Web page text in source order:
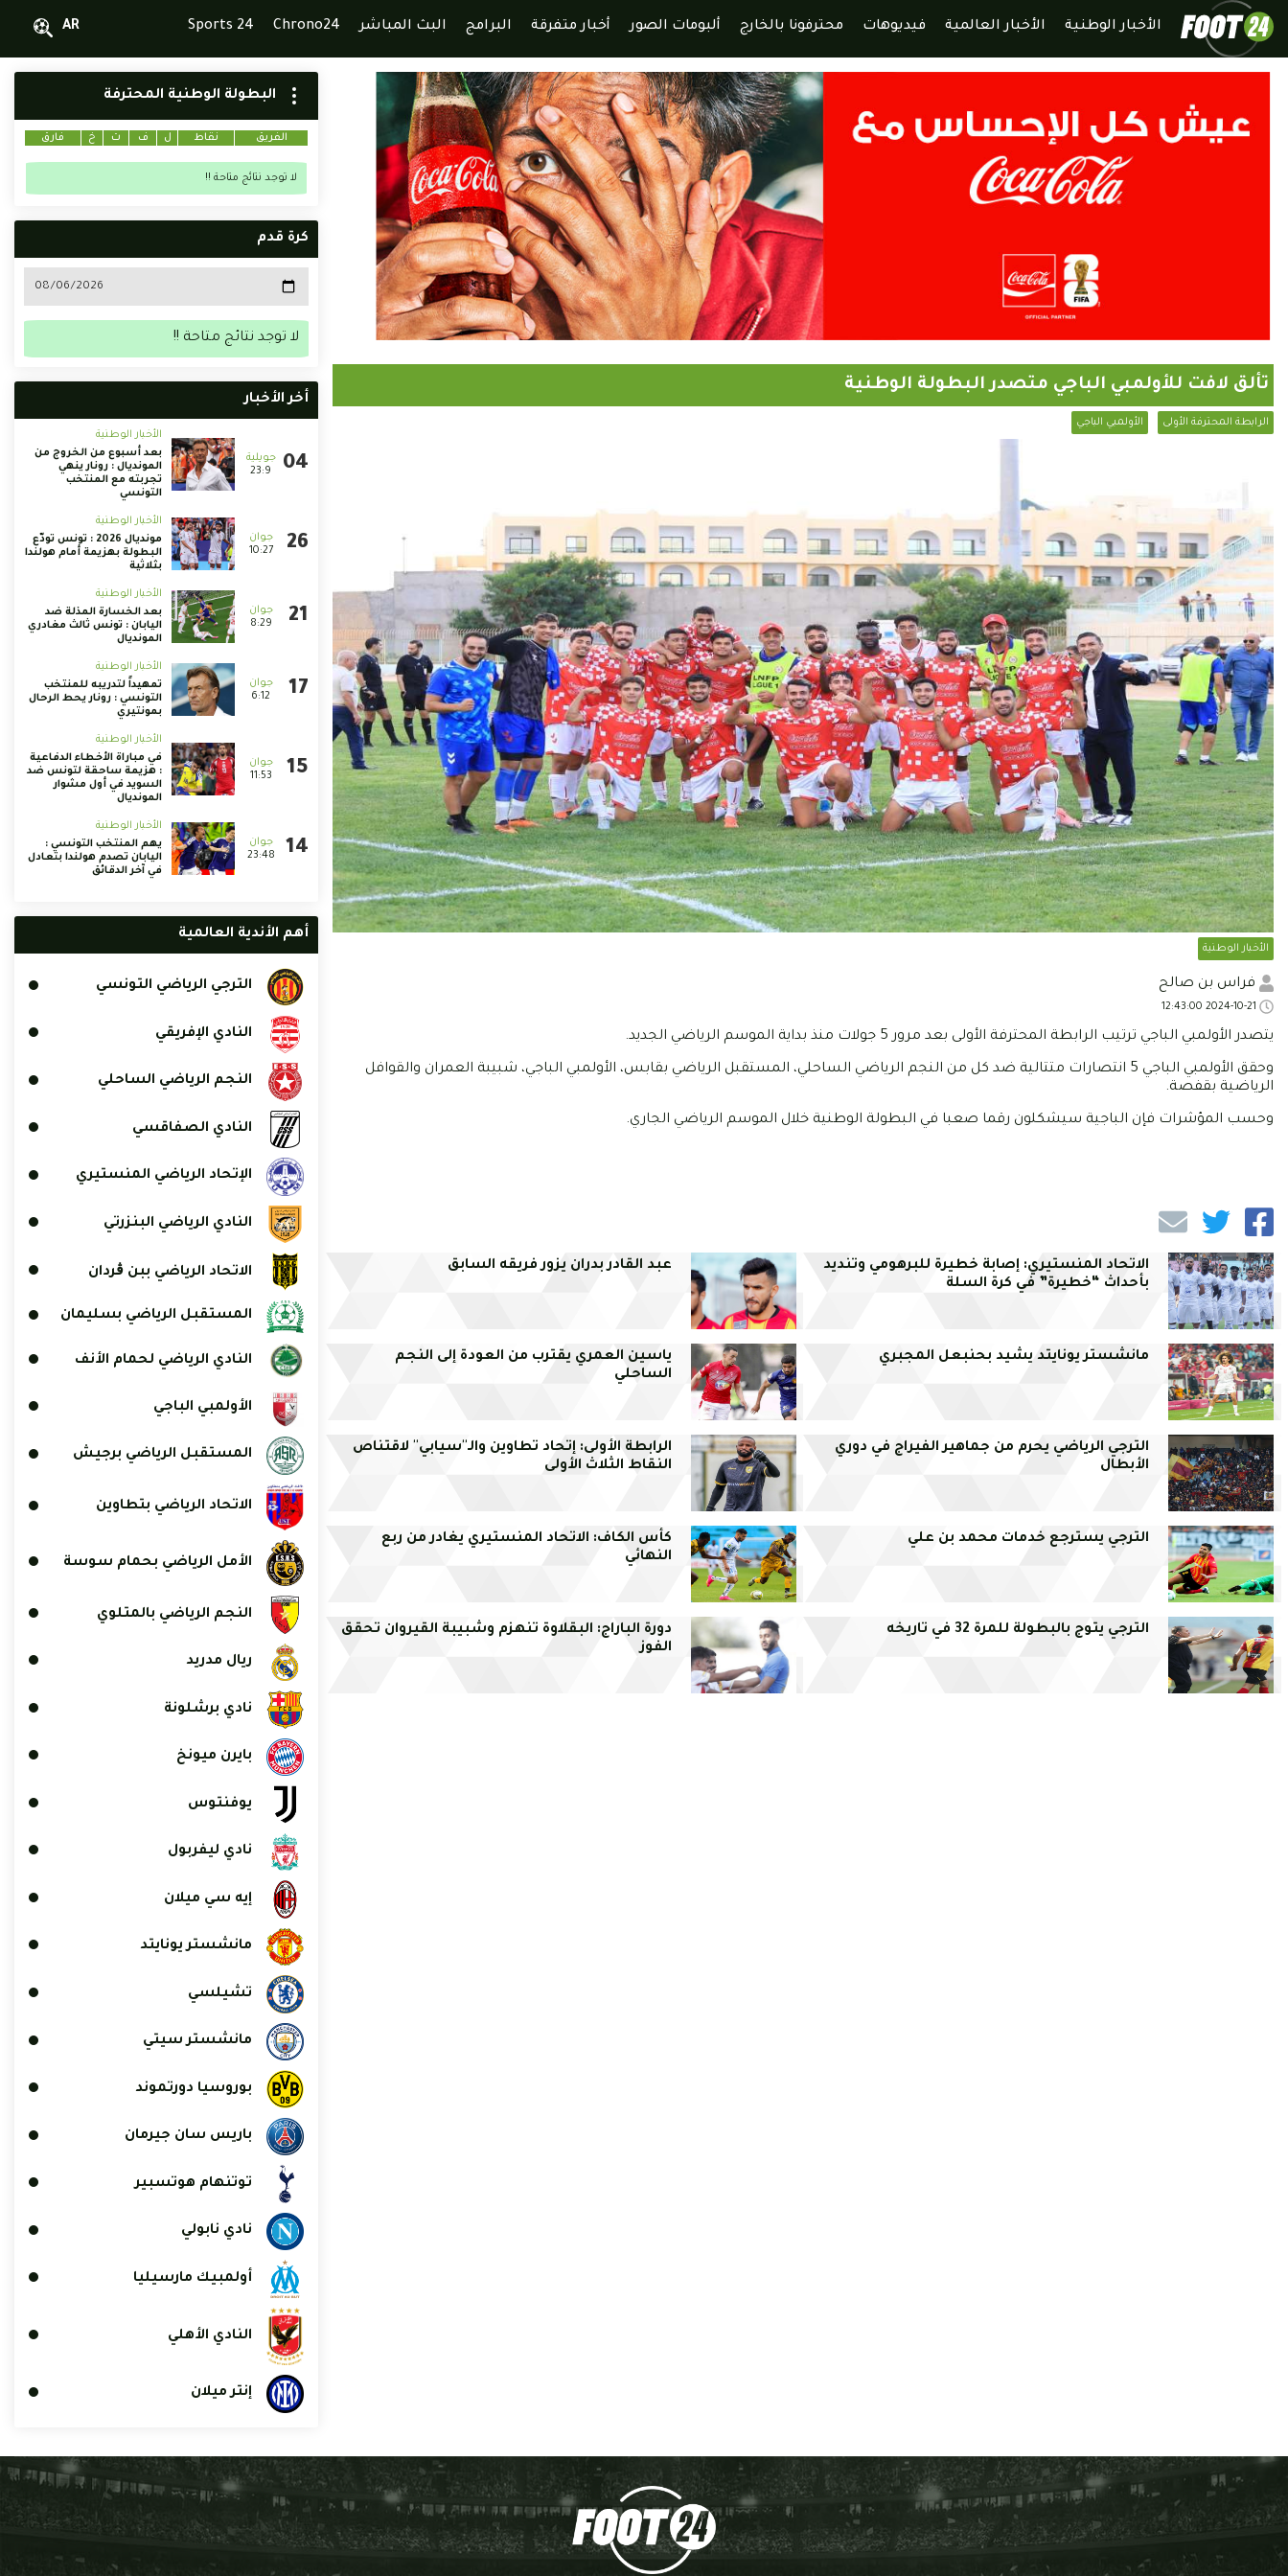
الأخبار الوطنية الأخبار العالمية فيديوهات محترفونا بالخارج ألبومات الصور أخبار متفرقة البرامج البث المباشر Chrono24
Sports 24
AR
تألق لافت للأولمبي الباجي متصدر البطولة الوطنية
الرابطة المحترفة الأولى الأولمبي الباجي
الأخبار الوطنية
فراس بن صالح
يتصدر الأولمبي الباجي ترتيب الرابطة المحترفة الأولى بعد مرور 5 جولات منذ بداية الموسم الرياضي الجديد.
وحقق الأولمبي الباجي 5 انتصارات متتالية ضد كل من النجم الرياضي الساحلي، المستقبل الرياضي بقابس، الأولمبي الباجي، شبيبة العمران والقوافل
الرياضية بقفصة.
وحسب المؤشرات فإن الباجية سيشكلون رقما صعبا في البطولة الوطنية خلال الموسم الرياضي الجاري.
الاتحاد المنستيري: إصابة خطيرة للبرهومي وتنديد
بأحداث “خطيرة” في كرة السلة
عبد القادر بدران يزور فريقه السابق
مانشستر يونايتد يشيد بحنبعل المجبري
ياسين العمري يقترب من العودة إلى النجم
الساحلي
الترجي الرياضي يحرم من جماهير الفيراج في دوري
الأبطال
الرابطة الأولى: إتحاد تطاوين والـ''سيابي'' لاقتناص
النقاط الثلاث الأولى
الترجي يسترجع خدمات محمد بن علي
كأس الكاف: الاتحاد المنستيري يغادر من ربع
النهائي
الترجي يتوج بالبطولة للمرة 32 في تاريخه
دورة الباراج: البقلاوة تنهزم وشبيبة القيروان تحقق
الفوز
البطولة الوطنية المحترفة
الفريق نقاط ل ف ت خ فارق
لا توجد نتائج متاحة !!
كرة قدم
لا توجد نتائج متاحة !!
أخر الأخبار
23:9
الأخبار الوطنية
بعد أسبوع من الخروج من
المونديال : رونار ينهي
تجربته مع المنتخب
التونسي
10:27
الأخبار الوطنية
مونديال 2026 : تونس تودّع
البطولة بهزيمة أمام هولندا
بثلاثية
8:29
الأخبار الوطنية
بعد الخسارة المذلة ضد
اليابان : تونس ثالث مغادري
المونديال
6:12
الأخبار الوطنية
تمهيداً لتدريبه للمنتخب
التونسي : رونار يحط الرحال
بمونتيري
11:53
الأخبار الوطنية
في مباراة الأخطاء الدفاعية
: هزيمة ساحقة لتونس ضد
السويد في أول مشوار
المونديال
23:48
الأخبار الوطنية
يهم المنتخب التونسي :
اليابان تصدم هولندا بتعادل
في آخر الدقائق
أهم الأندية العالمية
الترجي الرياضي التونسي
النادي الإفريقي
النجم الرياضي الساحلي
النادي الصفاقسي
الإتحاد الرياضي المنستيري
النادي الرياضي البنزرتي
الاتحاد الرياضي ببن ڨردان
المستقبل الرياضي بسليمان
النادي الرياضي لحمام الأنف
الأولمبي الباجي
المستقبل الرياضي برجيش
الاتحاد الرياضي بتطاوين
الأمل الرياضي بحمام سوسة
النجم الرياضي بالمتلوي
ريال مدريد
نادي برشلونة
بايرن ميونخ
يوفنتوس
نادي ليفربول
إيه سي ميلان
مانشستر يونايتد
تشيلسي
مانشستر سيتي
بوروسيا دورتموند
باريس سان جيرمان
توتنهام هوتسبير
نادي نابولي
أولمبيك مارسيليا
النادي الأهلي
إنتر ميلان